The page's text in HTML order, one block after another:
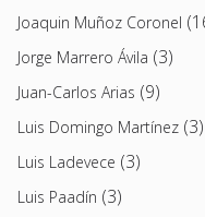
Joaquin Muñoz Coronel
Jorge Marrero Ávila (3)
Juan-Carlos Arias (9)
Luis Domingo Martínez (3)
Luis Ladevece (3)
Luis Paadín (3)